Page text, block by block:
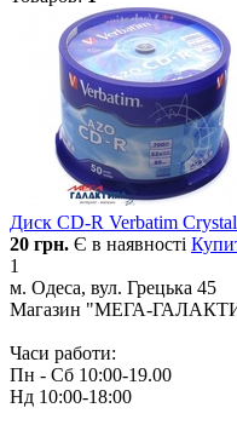
Диск CD-R Verbatim
20 грн. Є в наявності
1
м. Одеса, вул. Грецька 45
Магазин "МЕГА-
Часи работи:
Пн - Сб 10:00-19.00
Нд 10:00-18:00